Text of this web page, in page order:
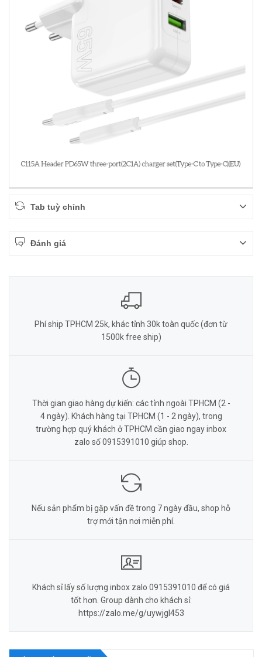
Tab tuỳ chỉnh
Đánh giá
Phí ship TPHCM 25k, khác tỉnh 30k toàn quốc (đơn từ
1500k free ship)
Thời gian giao hàng dự kiến: các tỉnh ngoài TPHCM (2 -
4 ngày). Khách hàng tại TPHCM (1 - 2 ngày), trong
trường hợp quý khách ở TPHCM cần giao ngay inbox
zalo số 0915391010 giúp shop.
Nếu sản phẩm bị gặp vấn đề trong 7 ngày đầu, shop hỗ
trợ mới tận nơi miễn phí.
Khách sỉ lấy số lượng inbox zalo 0915391010 để có giá
tốt hơn. Group dành cho khách sỉ:
https://zalo.me/g/uywjgl453